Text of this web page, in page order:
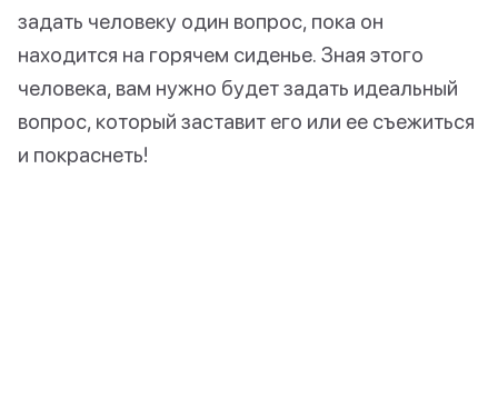
задать человеку один вопрос, пока он
находится на горячем сиденье. Зная этого
человека, вам нужно будет задать идеальный
вопрос, который заставит его или ее съежиться
и покраснеть!